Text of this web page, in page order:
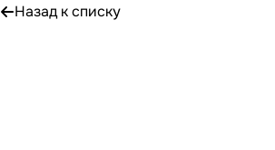
Назад к списку